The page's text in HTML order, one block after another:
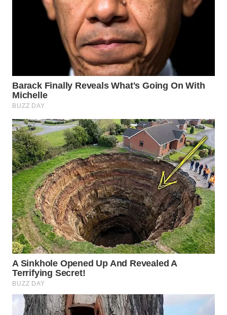
WN
SUMEDANG
WN
CIANJUR
WN
KEPULAUAN
SERIBU
WN
TANGERANG
WN
BINJAI
WN
CIREBON